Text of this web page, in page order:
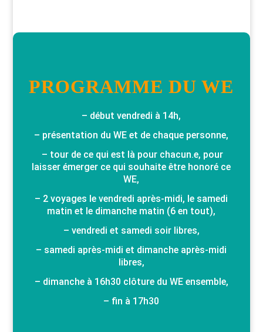
PROGRAMME DU WE
– début vendredi à 14h,
– présentation du WE et de chaque personne,
– tour de ce qui est là pour chacun.e, pour
laisser émerger ce qui souhaite être honoré ce
WE,
– 2 voyages le vendredi après-midi, le samedi
matin et le dimanche matin (6 en tout),
– vendredi et samedi soir libres,
– samedi après-midi et dimanche après-midi
libres,
– dimanche à 16h30 clôture du WE ensemble,
– fin à 17h30